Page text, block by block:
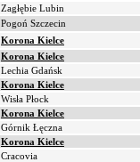
Zagłębie Lubin
Pogoń Szczecin
Korona Kielce
Korona Kielce
Lechia Gdańsk
Korona Kielce
Wisła Płock
Korona Kielce
Górnik Łęczna
Korona Kielce
Cracovia